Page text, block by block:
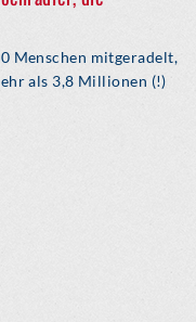
Menschen mitgeradelt,
als 3,8 Millionen (!)